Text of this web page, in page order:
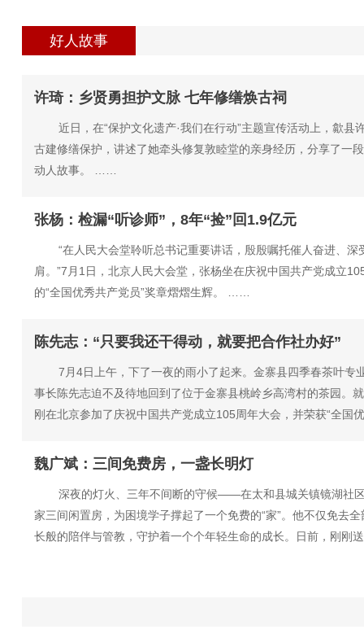
好人故事
许琦：乡贤勇担护文脉 七年修缮焕古祠
近日，在“保护文化遗产·我们在行动”主题宣传活动上，歙县
古建修缮保护，讲述了她牵头修复敦睦堂的亲身经历，分享了一
动人故事。 ……
张杨：检漏“听诊师”，8年“捡”回1.9亿元
“在人民大会堂聆听总书记重要讲话，殷殷嘱托催人奋进、深
肩。”7月1日，北京人民大会堂，张杨坐在庆祝中国共产党成立
的“全国优秀共产党员”奖章熠熠生辉。 ……
陈先志：“只要我还干得动，就要把合作社办好”
7月4日上午，下了一夜的雨小了起来。金寨县四季春茶叶专
事长陈先志迫不及待地回到了位于金寨县桃岭乡高湾村的茶园。
刚在北京参加了庆祝中国共产党成立105周年大会，并荣获“全
魏广斌：三间免费房，一盏长明灯
深夜的灯火、三年不间断的守候——在太和县城关镇镜湖社
家三间闲置房，为困境学子撑起了一个免费的“家”。他不仅免去
长般的陪伴与管教，守护着一个个年轻生命的成长。日前，刚